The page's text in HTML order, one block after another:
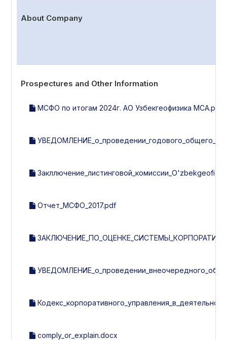
About Company
Prospectures and Other Information
МСФО по итогам 2024г. АО Узбекгеофизика МСА.pdf
Отчет_МСФО_2017.pdf
comply_or_explain.docx